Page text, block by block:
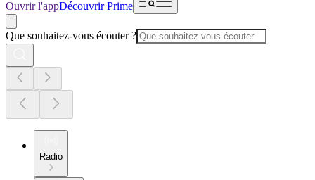
Ouvrir l'appDécouvrir Prime
Que souhaitez-vous écouter ?
Radio